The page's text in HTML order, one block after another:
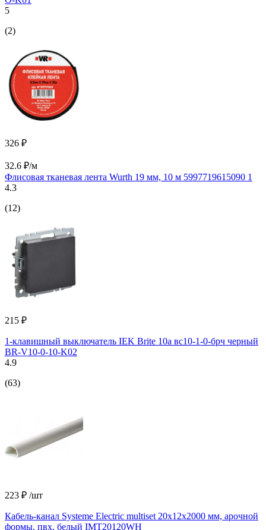
5
(2)
326 ₽
32.6 ₽/м
Флисовая тканевая лента Wurth 19 мм, 10 м 5997719615090 1
4.3
(12)
215 ₽
1-клавишный выключатель IEK Brite 10а вс10-1-0-брч черный
BR-V10-0-10-K02
4.9
(63)
223 ₽ /шт
Кабель-канал Systeme Electric multiset 20x12x2000 мм, арочной
формы, пвх, белый IMT20120WH